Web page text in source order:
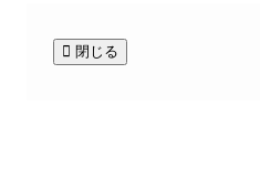
閉じる